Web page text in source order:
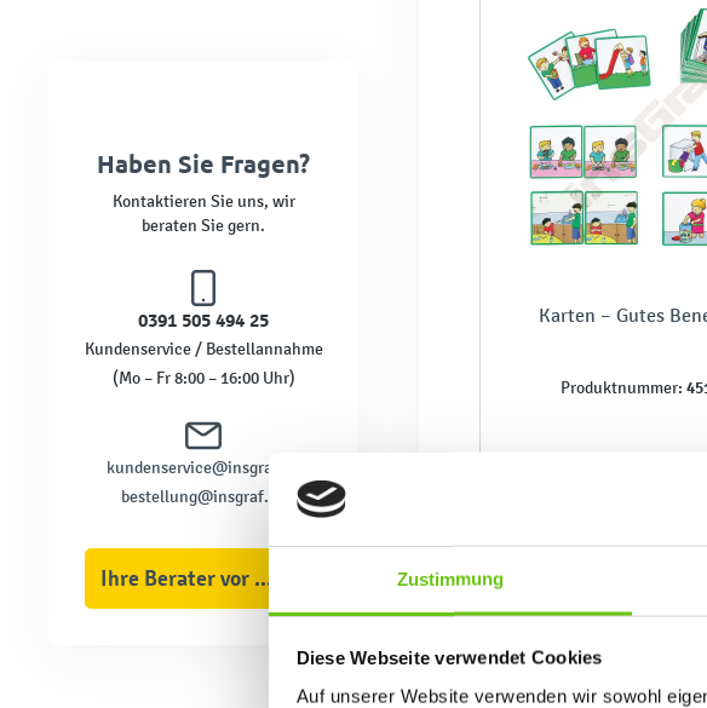
Zustimmung
Diese Webseite verwendet Cookies
Auf unserer Website verwenden wir sowohl
Haben Sie Fragen?
Kontaktieren Sie uns, wir
beraten Sie gern.
0391 505 494 25
Kundenservice / Bestellannahme
(Mo – Fr 8:00 – 16:00 Uhr)
kundenservice@insgraf.de
bestellung@insgraf.de
Ihre Berater vor Ort
Karten – Gutes
Produktnummer:
23,90 €